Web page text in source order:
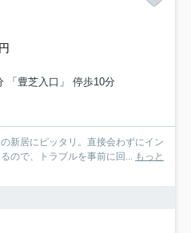
「豊芝入口」 停歩10分
新居にピッタリ。直接会わずにイン
ので、トラブルを事前に回... もっと